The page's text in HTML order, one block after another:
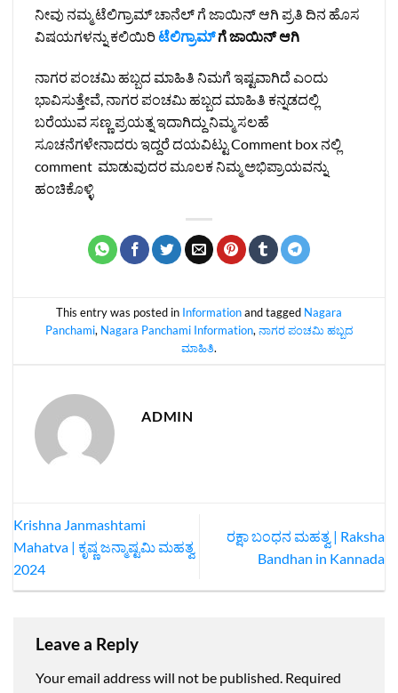
ನೀವು ನಮ್ಮ ಟೆಲಿಗ್ರಾಮ್ ಚಾನೆಲ್ ಗೆ ಜಾಯಿನ್ ಆಗಿ ಪ್ರತಿ ದಿನ ಹೊಸ
ವಿಷಯಗಳನ್ನು ಕಲಿಯಿರಿಟೆಲಿಗ್ರಾಮ್ಗೆ ಜಾಯಿನ್ ಆಗಿ
ನಾಗರ ಪಂಚಮಿ ಹಬ್ಬದ ಮಾಹಿತಿ ನಿಮಗೆ ಇಷ್ಟವಾಗಿದೆ ಎಂದು
ಭಾವಿಸುತ್ತೇವೆ, ನಾಗರ ಪಂಚಮಿ ಹಬ್ಬದ ಮಾಹಿತಿ ಕನ್ನಡದಲ್ಲಿ
ಬರೆಯುವ ಸಣ್ಣ ಪ್ರಯತ್ನ ಇದಾಗಿದ್ದು ನಿಮ್ಮ ಸಲಹೆ
ಸೂಚನೆಗಳೇನಾದರು ಇದ್ದರೆ ದಯವಿಟ್ಟು Comment box ನಲ್ಲಿ
comment ಮಾಡುವುದರ ಮೂಲಕ ನಿಮ್ಮ ಅಭಿಪ್ರಾಯವನ್ನು
ಹಂಚಿಕೊಳ್ಳಿ
This entry was posted in Informationand tagged Nagara
Panchami, Nagara Panchami Information,ನಾಗರ ಪಂಚಮಿ ಹಬ್ಬದ
ಮಾಹಿತಿ.
ADMIN
Krishna Janmashtami
Mahatva | ಕೃಷ್ಣ ಜನ್ಮಾಷ್ಟಮಿ ಮಹತ್ವ
2024
ರಕ್ಷಾ ಬಂಧನ ಮಹತ್ವ | Raksha
Bandhan in Kannada
Leave a Reply
Your email address will not be published. Required